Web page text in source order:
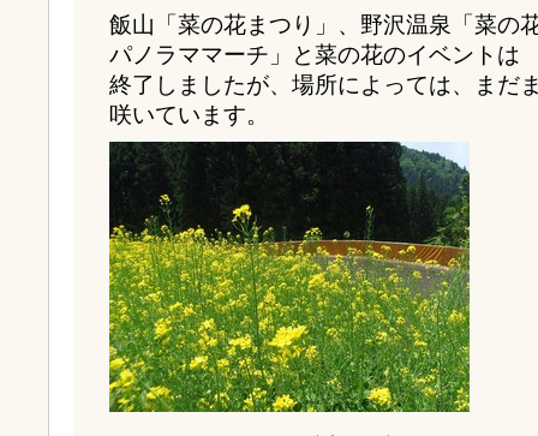
飯山「菜の花まつり」、野沢温泉「菜の
パノラママーチ」と菜の花のイベントは
終了しましたが、場所によっては、まだ
咲いています。